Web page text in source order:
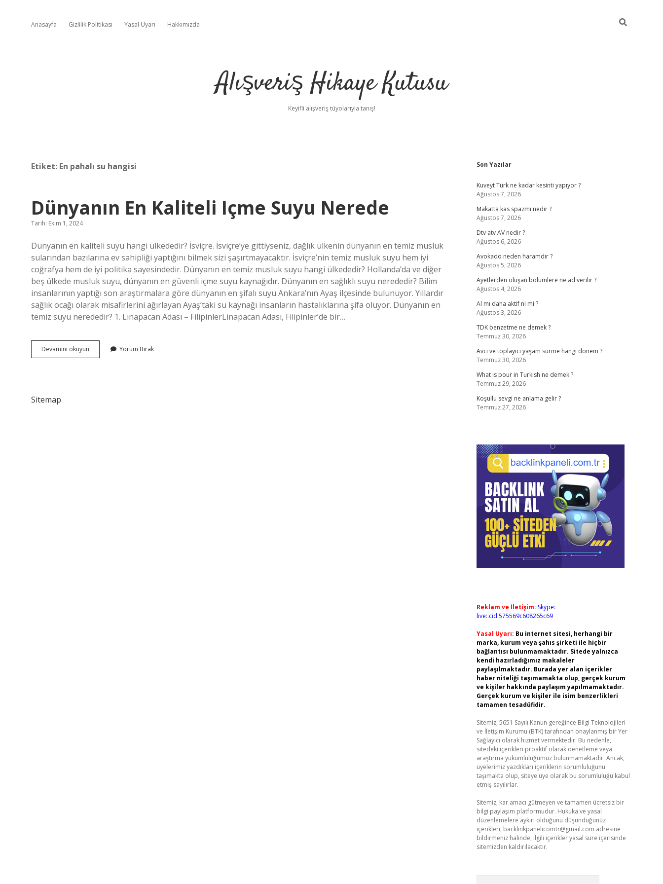
Anasayfa Gizlilik Politikası Yasal Uyarı Hakkımızda
Alışveriş Hikaye Kutusu
Keyifli alışveriş tüyolarıyla tanış!
Etiket: En pahalı su hangisi
Dünyanın En Kaliteli Içme Suyu Nerede
Tarih: Ekim 1, 2024
Dünyanın en kaliteli suyu hangi ülkededir? İsviçre. İsviçre’ye gittiyseniz, dağlık ülkenin dünyanın en temiz musluk
sularından bazılarına ev sahipliği yaptığını bilmek sizi şaşırtmayacaktır. İsviçre’nin temiz musluk suyu hem iyi
coğrafya hem de iyi politika sayesindedir. Dünyanın en temiz musluk suyu hangi ülkededir? Hollanda’da ve diğer
beş ülkede musluk suyu, dünyanın en güvenli içme suyu kaynağıdır. Dünyanın en sağlıklı suyu nerededir? Bilim
insanlarının yaptığı son araştırmalara göre dünyanın en şifalı suyu Ankara’nın Ayaş ilçesinde bulunuyor. Yıllardır
sağlık ocağı olarak misafirlerini ağırlayan Ayaş’taki su kaynağı insanların hastalıklarına şifa oluyor. Dünyanın en
temiz suyu nerededir? 1. Linapacan Adası – FilipinlerLinapacan Adası, Filipinler’de bir…
Devamını okuyun Dünyanın
En
Yorum Bırak
Sitemap
Sidebar
Son Yazılar
Kuveyt Türk ne kadar kesinti yapıyor ?
Ağustos 7, 2026
Makatta kas spazmı nedir ?
Ağustos 7, 2026
Dtv atv AV nedir ?
Ağustos 6, 2026
Avokado neden haramdır ?
Ağustos 5, 2026
Ayetlerden oluşan bölümlere ne ad verilir ?
Ağustos 4, 2026
Al mı daha aktif ni mi ?
Ağustos 3, 2026
TDK benzetme ne demek ?
Temmuz 30, 2026
Avcı ve toplayıcı yaşam sürme hangi dönem ?
Temmuz 30, 2026
What is pour in Turkish ne demek ?
Temmuz 29, 2026
Koşullu sevgi ne anlama gelir ?
Temmuz 27, 2026
Reklam ve İletişim: Skype:
live:.cid.575569c608265c69
Yasal Uyarı: Bu internet sitesi, herhangi bir
marka, kurum veya şahıs şirketi ile hiçbir
bağlantısı bulunmamaktadır. Sitede yalnızca
kendi hazırladığımız makaleler
paylaşılmaktadır. Burada yer alan içerikler
haber niteliği taşımamakta olup, gerçek kurum
ve kişiler hakkında paylaşım yapılmamaktadır.
Gerçek kurum ve kişiler ile isim benzerlikleri
tamamen tesadüfidir.
Sitemiz, 5651 Sayılı Kanun gereğince Bilgi Teknolojileri
ve İletişim Kurumu (BTK) tarafından onaylanmış bir Yer
Sağlayıcı olarak hizmet vermektedir. Bu nedenle,
sitedeki içerikleri proaktif olarak denetleme veya
araştırma yükümlülüğümüz bulunmamaktadır. Ancak,
üyelerimiz yazdıkları içeriklerin sorumluluğunu
taşımakta olup, siteye üye olarak bu sorumluluğu kabul
etmiş sayılırlar.
Sitemiz, kar amacı gütmeyen ve tamamen ücretsiz bir
bilgi paylaşım platformudur. Hukuka ve yasal
düzenlemelere aykırı olduğunu düşündüğünüz
içerikleri, backlinkpanelicomtr@gmail.com adresine
bildirmeniz halinde, ilgili içerikler yasal süre içerisinde
sitemizden kaldırılacaktır.